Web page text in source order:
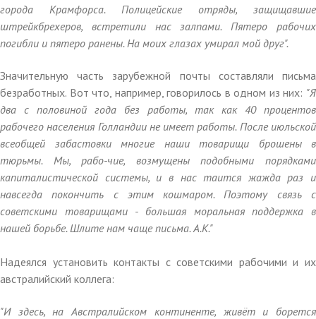
города Крамфорса. Полицейские отряды, защищавшие
штрейкбрехеров, встретили нас залпами. Пятеро рабочих
погибли и пятеро ранены. На моих глазах умирал мой друг".
Значительную часть зарубежной почты составляли письма
безработных. Вот что, например, говорилось в одном из них: "Я
два с половиной года без работы, так как 40 процентов
рабочего населения Голландии не имеет работы. После июльской
всеобщей забастовки многие наши товарищи брошены в
тюрьмы. Мы, рабо-чие, возмущены подобными порядками
капиталистической системы, и в нас таится жажда раз и
навсегда покончить с этим кошмаром. Поэтому связь с
советскими товарищами - большая моральная поддержка в
нашей борьбе. Шлите нам чаще письма. А.К."
Надеялся установить контакты с советскими рабочими и их
австралийский коллега:
"И здесь, на Австралийском континенте, живёт и борется